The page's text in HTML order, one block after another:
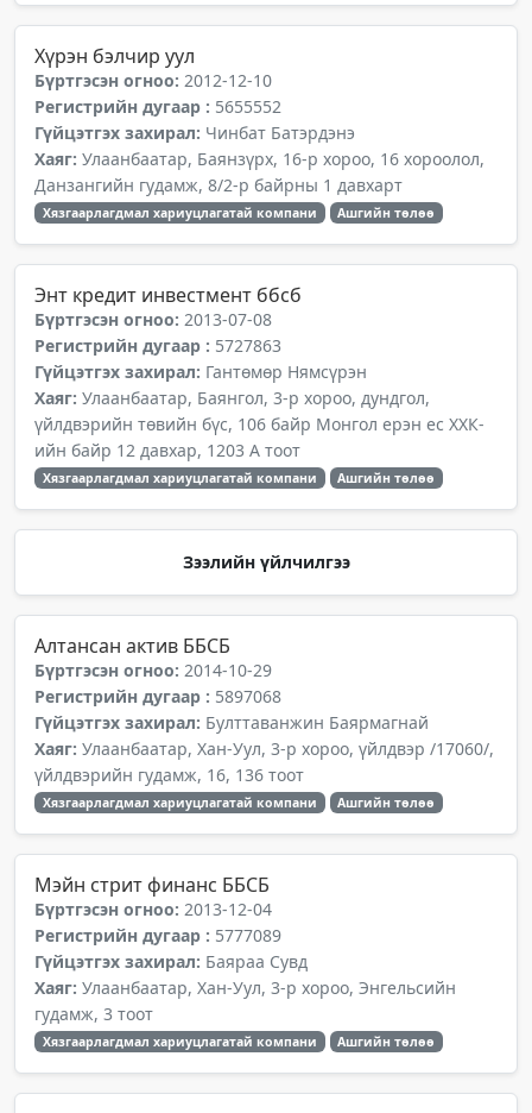
Хүрэн бэлчир уул
Бүртгэсэн огноо: 2012-12-10
Регистрийн дугаар : 5655552
Гүйцэтгэх захирал: Чинбат Батэрдэнэ
Хаяг: Улаанбаатар, Баянзүрх, 16-р хороо, 16 хороолол,
Данзангийн гудамж, 8/2-р байрны 1 давхарт
Хязгаарлагдмал хариуцлагатай компани Ашгийн төлөө
Энт кредит инвестмент ббсб
Бүртгэсэн огноо: 2013-07-08
Регистрийн дугаар : 5727863
Гүйцэтгэх захирал: Гантөмөр Нямсүрэн
Хаяг: Улаанбаатар, Баянгол, 3-р хороо, дундгол,
үйлдвэрийн төвийн бүс, 106 байр Монгол ерэн ес ХХК-
ийн байр 12 давхар, 1203 А тоот
Хязгаарлагдмал хариуцлагатай компани Ашгийн төлөө
Зээлийн үйлчилгээ
Алтансан актив ББСБ
Бүртгэсэн огноо: 2014-10-29
Регистрийн дугаар : 5897068
Гүйцэтгэх захирал: Булттаванжин Баярмагнай
Хаяг: Улаанбаатар, Хан-Уул, 3-р хороо, үйлдвэр /17060/,
үйлдвэрийн гудамж, 16, 136 тоот
Хязгаарлагдмал хариуцлагатай компани Ашгийн төлөө
Мэйн стрит финанс ББСБ
Бүртгэсэн огноо: 2013-12-04
Регистрийн дугаар : 5777089
Гүйцэтгэх захирал: Баяраа Сувд
Хаяг: Улаанбаатар, Хан-Уул, 3-р хороо, Энгельсийн
гудамж, 3 тоот
Хязгаарлагдмал хариуцлагатай компани Ашгийн төлөө